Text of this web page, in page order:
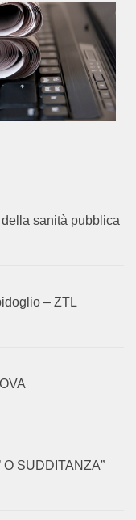
sanità pubblica
– ZTL
O SUDDITANZA”